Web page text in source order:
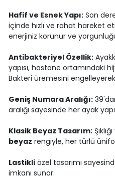
Hafif ve Esnek Yapı:Son
içinde hızlı ve rahat hareket
enerjiniz korunur ve
Antibakteriyel Özellik:
yapısı, hastane ortamındaki
Bakteri üremesini engelleyerek
Geniş Numara Aralığı:
aralığı sayesinde her ayak
Klasik Beyaz Tasarım:
beyaz rengiyle, her türlü
Lastikliözel tasarımı
imkanı sunar.